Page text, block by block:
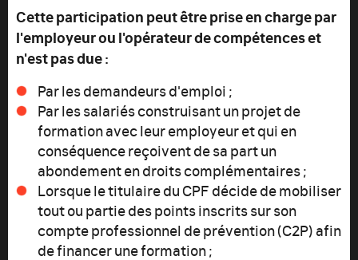
Cette participation peut être prise en charge par
l'employeur ou l'opérateur de compétences et
n'est pas due :
Par les demandeurs d'emploi ;
Par les salariés construisant un projet de
formation avec leur employeur et qui en
conséquence reçoivent de sa part un
abondement en droits complémentaires ;
Lorsque le titulaire du CPF décide de mobiliser
tout ou partie des points inscrits sur son
compte professionnel de prévention (C2P) afin
de financer une formation ;